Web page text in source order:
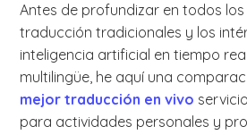
Antes de profundizar en todos
traducción tradicionales y los
inteligencia artificial en tiempo
multilingüe, he aquí una
mejor traducción en vivo
para actividades personales y